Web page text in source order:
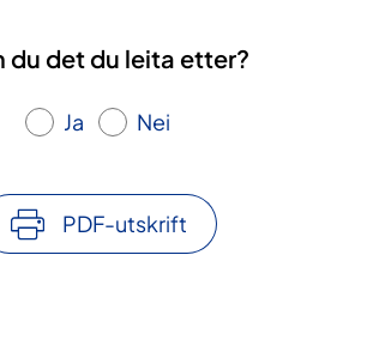
du det du leita etter?
Ja Nei
PDF-utskrift